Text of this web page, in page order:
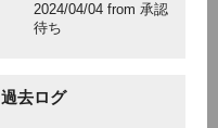
2024/04/04 from 承認
待ち
過去ログ